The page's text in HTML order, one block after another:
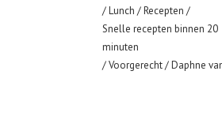
/Lunch /Recepten /
Snelle recepten binnen 20
minuten
/Voorgerecht/ Daphne